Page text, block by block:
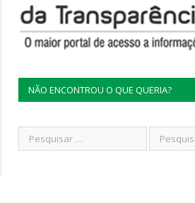
NÃO ENCONTROU O QUE QUERIA?